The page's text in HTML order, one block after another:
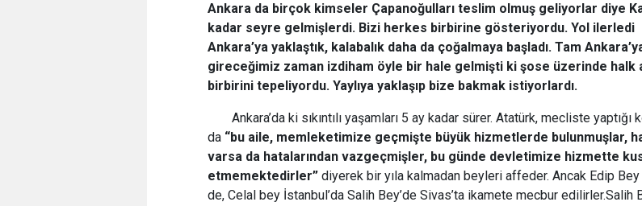
Ankara da birçok kimseler Çapanoğulları teslim olmuş geliyorlar diye
kadar seyre gelmişlerdi. Bizi herkes birbirine gösteriyordu. Yol ilerledi
Ankara’ya yaklaştık, kalabalık daha da çoğalmaya başladı. Tam
gireceğimiz zaman izdiham öyle bir hale gelmişti ki şose üzerinde halk
birbirini tepeliyordu. Yaylıya yaklaşıp bize bakmak istiyorlardı.
Ankara’da ki sıkıntılı yaşamları 5 ay kadar sürer. Atatürk, mecliste yaptığı
da “bu aile, memleketimize geçmişte büyük hizmetlerde bulunmuşlar,
varsa da hatalarından vazgeçmişler, bu günde devletimize hizmette
etmemektedirler” diyerek bir yıla kalmadan beyleri affeder. Ancak Edip
de, Celal bey İstanbul’da Salih Bey’de Sivas’ta ikamete mecbur edilirler.Salih